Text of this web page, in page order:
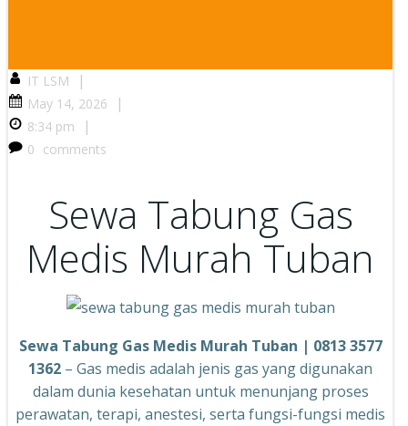
IT LSM |
May 14, 2026 |
8:34 pm |
0 comments
Sewa Tabung Gas
Medis Murah Tuban
Sewa Tabung Gas Medis Murah Tuban | 0813 3577
1362 – Gas medis adalah jenis gas yang digunakan
dalam dunia kesehatan untuk menunjang proses
perawatan, terapi, anestesi, serta fungsi-fungsi medis